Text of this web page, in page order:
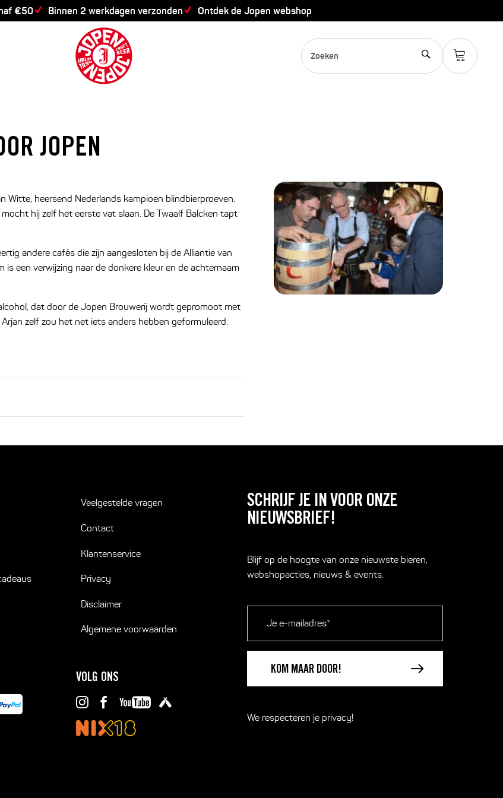
€50 Binnen 2 werkdagen verzonden Ontdek de Jopen webshop
JOPEN
Witte, heersend Nederlands kampioen blindbierproeven.
hij zelf het eerste vat slaan. De Twaalf Balcken tapt
andere cafés die zijn aangesloten bij de Alliantie van
is een verwijzing naar de donkere kleur en de achternaam
dat door de Jopen Brouwerij wordt gepromoot met
zelf zou het net iets anders hebben geformuleerd.
Veelgestelde vragen
Contact
Klantenservice
Privacy
Disclaimer
Algemene voorwaarden
VOLG ONS
SCHRIJF JE IN VOOR ONZE
NIEUWSBRIEF!
Blijf op de hoogte van onze nieuwste bieren,
webshopacties, nieuws & events.
mailadres *
We respecteren je privacy!